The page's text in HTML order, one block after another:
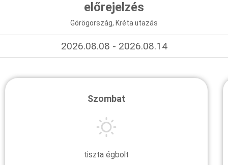
előrejelzés
Görögország, Kréta utazás
2026.08.08 - 2026.08.14
Szombat
tiszta égbolt